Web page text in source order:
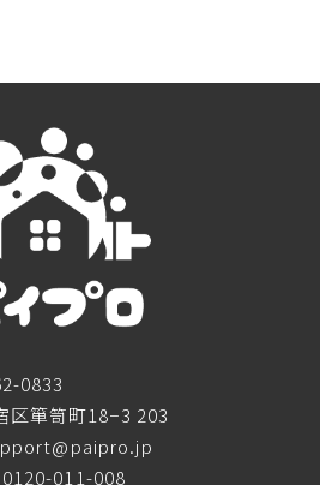
0833
区箪笥町18−3 203
0120-011-008